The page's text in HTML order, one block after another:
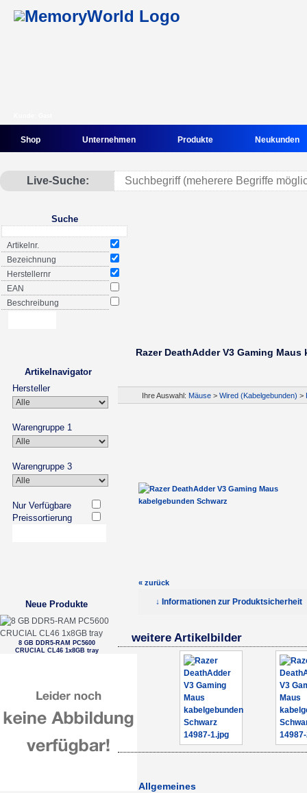
Shop Unternehmen Produkte Neukunden
Live-Suche:
Suche
Artikelnr.
Bezeichnung
Herstellernr
EAN
Beschreibung
Artikelnavigator
Hersteller
Warengruppe 1
Warengruppe 3
Nur Verfügbare
Preissortierung
Neue Produkte
8 GB DDR5-RAM PC5600
CRUCIAL CL46 1x8GB tray
Razer DeathAdder V3 Gaming
Ihre Auswahl: Mäuse > Wired (Kabelgebunden) >
« zurück
↓ Informationen zur Produktsicherheit
weitere Artikelbilder
Allgemeines